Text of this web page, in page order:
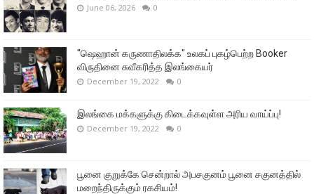
June 06, 2026 0
"ஷெஹான் கருணாதிலக்க" உலகப் புகழ்பெற்ற Booker
விருதினை சுவீகரித்த இலங்கையர்
December 19, 2022 0
இலங்கை மக்களுக்கு கிடைக்கவுள்ள அரிய வாய்ப்பு!
December 19, 2022 0
பூனை குறுக்கே சென்றால் அபசகுனம் பூனை சகுனத்தில்
மறைந்திருக்கும் ரகசியம்!